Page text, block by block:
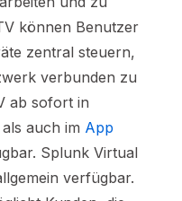
können Benutzer
zentral steuern,
verbunden zu
ab sofort in
als auch im App
Splunk Virtual
verfügbar.